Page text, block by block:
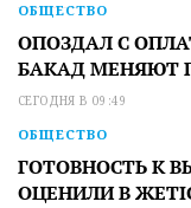
ОБЩЕСТВО
ОПОЗДАЛ С
БАКАД МЕНЯЮТ
СЕГОДНЯ В 09:49
ОБЩЕСТВО
ГОТОВНОСТЬ К
ОЦЕНИЛИ В